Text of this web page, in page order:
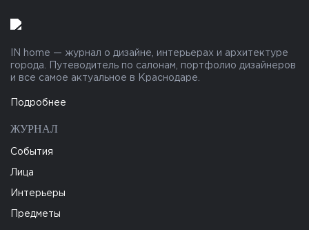
IN home — журнал о дизайне, интерьерах и архитектуре
города. Путеводитель по салонам, портфолио дизайнеров
и все самое актуальное в Краснодаре.
Подробнее
ЖУРНАЛ
События
Лица
Интерьеры
Предметы